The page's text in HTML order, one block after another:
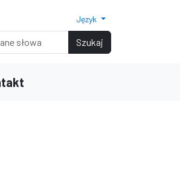
rozmiar czcionki
Rozmiar czcionki 150%
Rozmiar czcionki 200%
Język
Szukaj